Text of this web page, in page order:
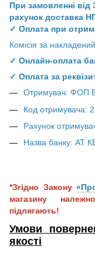
При замовленні від
рахунок доставка
✓ Оплата при
Комісія за
✓ Онлайн-оплата
✓ Оплата за
Отримувач: ФОП
Код отримувача:
Рахунок
Назва банку: АТ
*Згідно Закону
магазину
підлягають!
Умови
якості